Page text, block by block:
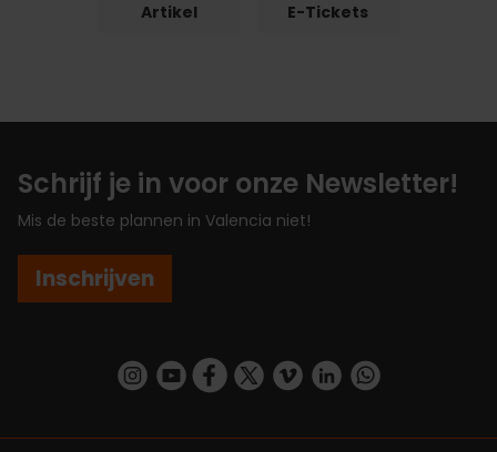
Artikel E-Tickets
Schrijf je in voor onze Newsletter!
Mis de beste plannen in Valencia niet!
Inschrijven
https://www.instagram.com/visit_valencia/
https://www.youtube.com/user/
https://www.facebook.com/
https://twitter.com/
https://vimeo.com/
https://www.linkedin.com/company/turismo-valencia/https://api.whatsapp.com/send/